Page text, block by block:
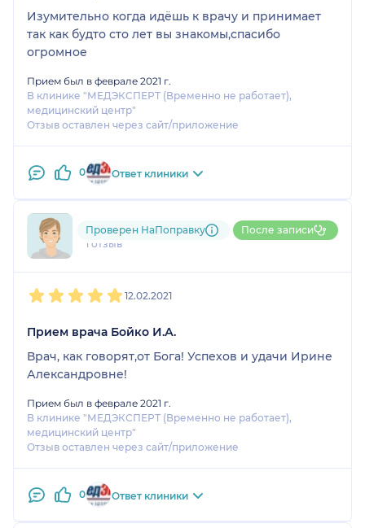
Изумительно когда идёшь к врачу и принимает
так как будто сто лет вы знакомы,спасибо
огромное
Прием был в феврале 2021 г.
В клинике "МЕДЭКСПЕРТ (Временно не работает),
медицинский центр"
Отзыв оставлен через сайт/приложение
0 Ответ клиники
795....@....ru
1 отзыв
Проверен НаПоправку После записи
12.02.2021
Прием врача Бойко И.А.
Врач, как говорят,от Бога! Успехов и удачи Ирине
Александровне!
Прием был в феврале 2021 г.
В клинике "МЕДЭКСПЕРТ (Временно не работает),
медицинский центр"
Отзыв оставлен через сайт/приложение
0 Ответ клиники